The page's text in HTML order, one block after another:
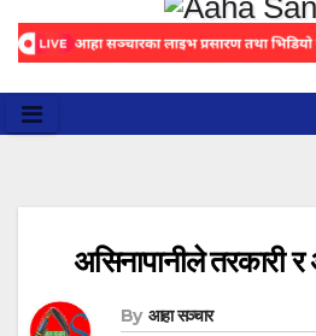
असिनापानीले तरकारी र
By आहा सञ्चार